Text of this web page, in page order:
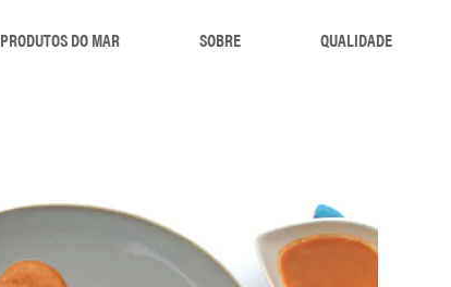
PRODUTOS DO MAR SOBRE QUALIDADE